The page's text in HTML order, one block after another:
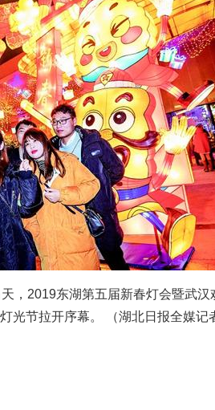
2019东湖第五届新春灯会暨武汉
光节拉开序幕。 （湖北日报全媒记